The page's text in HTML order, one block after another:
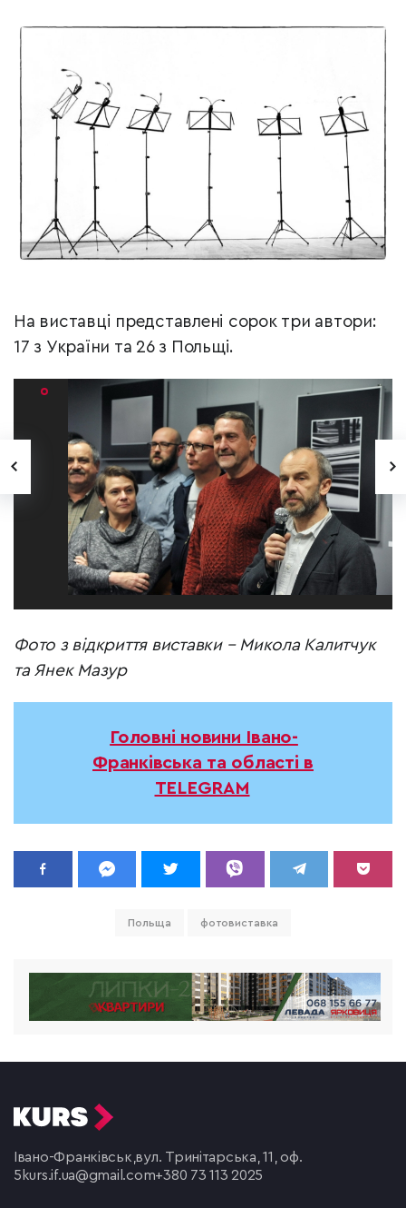
На виставці представлені сорок три автори:
17 з України та 26 з Польщі.
Фото з відкриття виставки – Микола Калитчук
та Янек Мазур
Головні новини Івано-
Франківська та області в
TELEGRAM
Польща фотовиставка
Івано-Франківськ, вул. Тринітарська, 11, оф.
5 kurs.if.ua@gmail.com+380 73 113 2025